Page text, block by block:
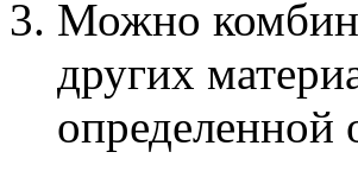
Можно
других
определенной